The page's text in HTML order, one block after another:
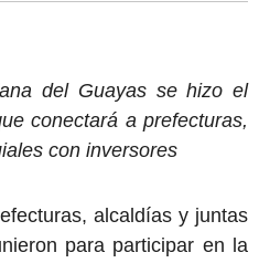
del Guayas se hizo el
conectará a prefecturas,
con inversores
alcaldías y juntas
para participar en la